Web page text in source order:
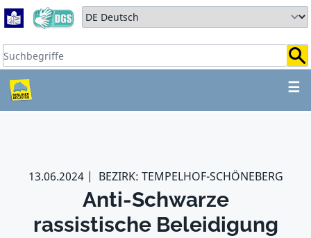
Zum Hauptbereich springen
Zum Hauptmenü springen
Sprache auswählen:
Suchbegriffe:
☰
ZUM HAUPTBEREICH
13.06.2024 BEZIRK: TEMPELHOF-SCHÖNEBERG
Anti-Schwarze
rassistische Beleidigung